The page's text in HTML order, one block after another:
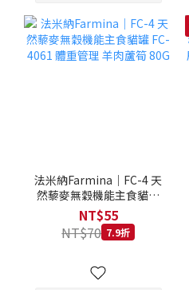
法米納Farmina｜FC-4 天
然藜麥無穀機能主食貓罐
FC-4061 體重管理 羊肉蘆
筍 80G
NT$55
NT$70 7.9折